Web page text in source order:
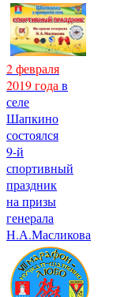
2 февраля
2019 года в
селе
Шапкино
состоялся
9-й
спортивный
праздник
на призы
генерала
Н.А.Масликова